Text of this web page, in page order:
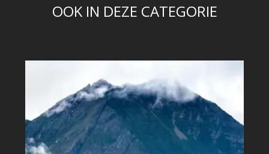
OOK IN DEZE CATEGORIE